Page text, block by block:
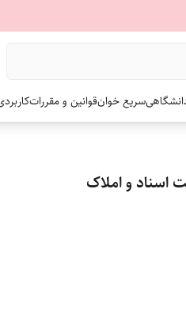
سریع خوانقوانین و مقررات
اسناد و املاک